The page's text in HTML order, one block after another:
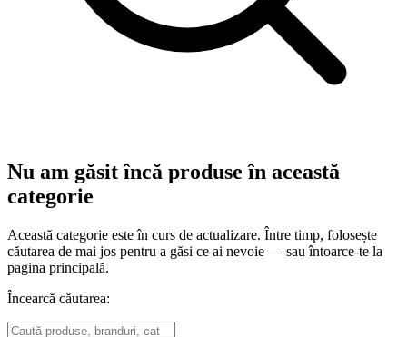
Nu am găsit încă produse în această
categorie
Această categorie este în curs de actualizare. Între timp, folosește
căutarea de mai jos pentru a găsi ce ai nevoie — sau întoarce-te la
pagina principală.
Încearcă căutarea: